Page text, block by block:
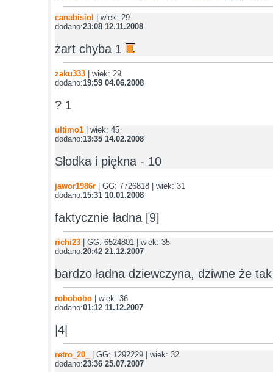
canabisiol
| wiek: 29
dodano:23:08 12.11.2008
żart chyba 1
zaku333 | wiek: 29
dodano:19:59 04.06.2008
? 1
ultimo1 | wiek: 45
dodano:13:35 14.02.2008
Słodka i piękna - 10
jawor1986r | GG: 7726818 | wiek: 31
dodano:15:31 10.01.2008
faktycznie ładna [9]
richi23 | GG: 6524801 | wiek: 35
dodano:20:42 21.12.2007
bardzo ładna dziewczyna, dziwne że
robobobo | wiek: 36
dodano:01:12 11.12.2007
|4|
retro_20_
| GG: 1292229 | wiek: 32
dodano:23:36 25.07.2007